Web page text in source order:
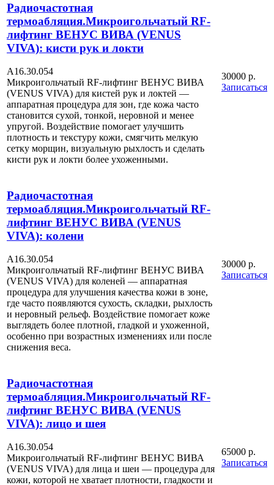
Радиочастотная
термоабляция.Микроигольчатый RF-
лифтинг ВЕНУС ВИВА (VENUS
VIVA): кисти рук и локти
А16.30.054
Микроигольчатый RF-лифтинг ВЕНУС ВИВА
(VENUS VIVA) для кистей рук и локтей —
аппаратная процедура для зон, где кожа часто
становится сухой, тонкой, неровной и менее
упругой. Воздействие помогает улучшить
плотность и текстуру кожи, смягчить мелкую
сетку морщин, визуальную рыхлость и сделать
кисти рук и локти более ухоженными.
30000 р.
Записаться
Радиочастотная
термоабляция.Микроигольчатый RF-
лифтинг ВЕНУС ВИВА (VENUS
VIVA): колени
А16.30.054
Микроигольчатый RF-лифтинг ВЕНУС ВИВА
(VENUS VIVA) для коленей — аппаратная
процедура для улучшения качества кожи в зоне,
где часто появляются сухость, складки, рыхлость
и неровный рельеф. Воздействие помогает коже
выглядеть более плотной, гладкой и ухоженной,
особенно при возрастных изменениях или после
снижения веса.
30000 р.
Записаться
Радиочастотная
термоабляция.Микроигольчатый RF-
лифтинг ВЕНУС ВИВА (VENUS
VIVA): лицо и шея
А16.30.054
Микроигольчатый RF-лифтинг ВЕНУС ВИВА
(VENUS VIVA) для лица и шеи — процедура для
кожи, которой не хватает плотности, гладкости и
65000 р.
Записаться